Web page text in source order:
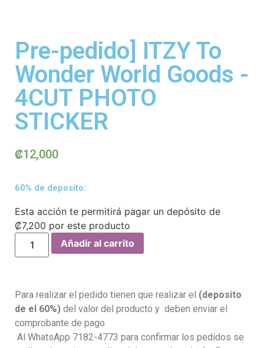
Pre-pedido] ITZY To
Wonder World Goods -
4CUT PHOTO
STICKER
₡12,000
60% de deposito:
Esta acción te permitirá pagar un depósito de
₡7,200 por este producto
Añadir al carrito
Para realizar el pedido tienen que realizar el (deposito
de el 60%) del valor del producto y deben enviar el
comprobante de pago
Al WhatsApp 7182-4773 para confirmar los pedidos se